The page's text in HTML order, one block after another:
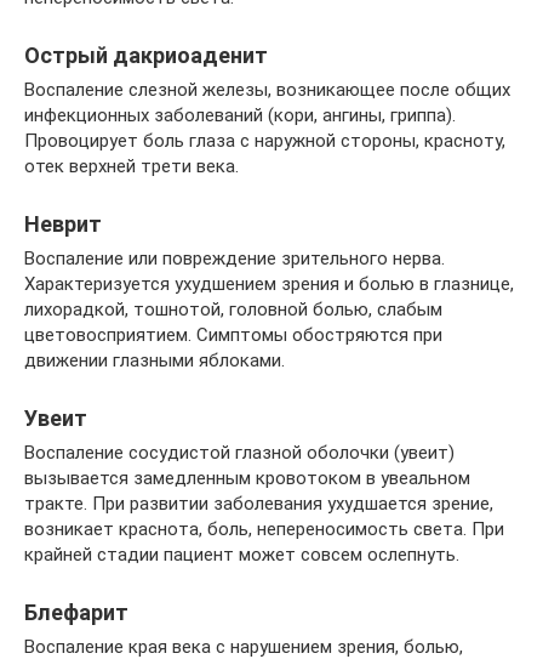
Острый дакриоаденит
Воспаление слезной железы, возникающее после общих
инфекционных заболеваний (кори, ангины, гриппа).
Провоцирует боль глаза с наружной стороны, красноту,
отек верхней трети века.
Неврит
Воспаление или повреждение зрительного нерва.
Характеризуется ухудшением зрения и болью в глазнице,
лихорадкой, тошнотой, головной болью, слабым
цветовосприятием. Симптомы обостряются при
движении глазными яблоками.
Увеит
Воспаление сосудистой глазной оболочки (увеит)
вызывается замедленным кровотоком в увеальном
тракте. При развитии заболевания ухудшается зрение,
возникает краснота, боль, непереносимость света. При
крайней стадии пациент может совсем ослепнуть.
Блефарит
Воспаление края века с нарушением зрения, болью,